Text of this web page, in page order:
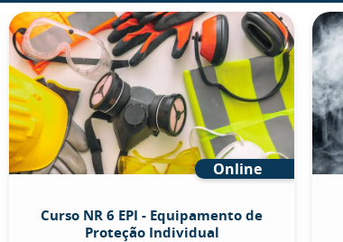
Online
Curso NR 6 EPI - Equipamento de
Proteção Individual